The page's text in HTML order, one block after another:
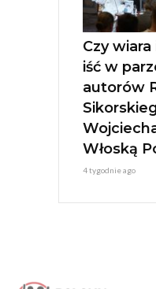
Czy
iść w
autorów
Włoską
4 tygodnie ago